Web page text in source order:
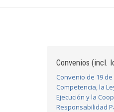
Convenios (incl.
Convenio de 19
Competencia, la
Ejecución y la
Responsabilidad